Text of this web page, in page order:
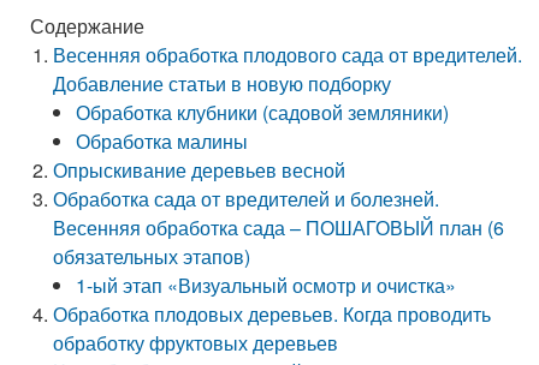
Содержание
Весенняя обработка плодового сада от вредителей.
Добавление статьи в новую подборку
Обработка клубники (садовой земляники)
Обработка малины
Опрыскивание деревьев весной
Обработка сада от вредителей и болезней.
Весенняя обработка сада – ПОШАГОВЫЙ план (6
обязательных этапов)
1-ый этап «Визуальный осмотр и очистка»
Обработка плодовых деревьев. Когда проводить
обработку фруктовых деревьев